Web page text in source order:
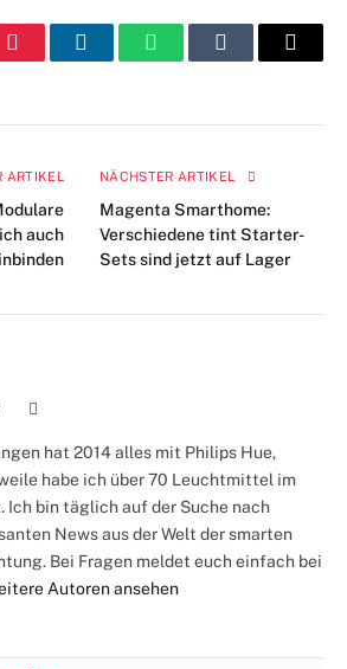
PinterestLinkedInWhatsAppTumblr E-
ARTIKEL
auch
NÄCHSTER ARTIKEL
Magenta Smarthome:
Verschiedene tint Starter-
Sets sind jetzt auf Lager
Facebook
hat 2014 alles mit Philips Hue,
habe ich über 70 Leuchtmittel im
Ich bin täglich auf der Suche nach
News aus der Welt der smarten
Bei Fragen meldet euch einfach bei
Autoren ansehen